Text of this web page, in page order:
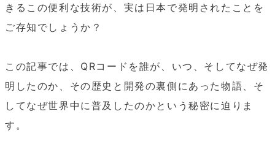
きるこの便利な技術が、実は日本で発明されたことを
ご存知でしょうか？
この記事では、QRコードを誰が、いつ、そしてなぜ発
明したのか、その歴史と開発の裏側にあった物語、そ
してなぜ世界中に普及したのかという秘密に迫りま
す。